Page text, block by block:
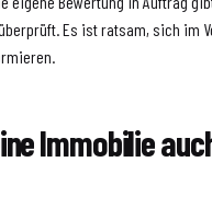
Es ist ratsam, sich im
Immobilie